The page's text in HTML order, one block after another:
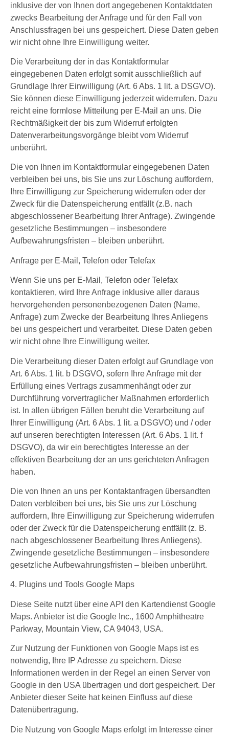
inklusive der von Ihnen dort angegebenen Kontaktdaten
zwecks Bearbeitung der Anfrage und für den Fall von
Anschlussfragen bei uns gespeichert. Diese Daten geben
wir nicht ohne Ihre Einwilligung weiter.
Die Verarbeitung der in das Kontaktformular
eingegebenen Daten erfolgt somit ausschließlich auf
Grundlage Ihrer Einwilligung (Art. 6 Abs. 1 lit. a DSGVO).
Sie können diese Einwilligung jederzeit widerrufen. Dazu
reicht eine formlose Mitteilung per E-Mail an uns. Die
Rechtmäßigkeit der bis zum Widerruf erfolgten
Datenverarbeitungsvorgänge bleibt vom Widerruf
unberührt.
Die von Ihnen im Kontaktformular eingegebenen Daten
verbleiben bei uns, bis Sie uns zur Löschung auffordern,
Ihre Einwilligung zur Speicherung widerrufen oder der
Zweck für die Datenspeicherung entfällt (z.B. nach
abgeschlossener Bearbeitung Ihrer Anfrage). Zwingende
gesetzliche Bestimmungen – insbesondere
Aufbewahrungsfristen – bleiben unberührt.
Anfrage per E-Mail, Telefon oder Telefax
Wenn Sie uns per E-Mail, Telefon oder Telefax
kontaktieren, wird Ihre Anfrage inklusive aller daraus
hervorgehenden personenbezogenen Daten (Name,
Anfrage) zum Zwecke der Bearbeitung Ihres Anliegens
bei uns gespeichert und verarbeitet. Diese Daten geben
wir nicht ohne Ihre Einwilligung weiter.
Die Verarbeitung dieser Daten erfolgt auf Grundlage von
Art. 6 Abs. 1 lit. b DSGVO, sofern Ihre Anfrage mit der
Erfüllung eines Vertrags zusammenhängt oder zur
Durchführung vorvertraglicher Maßnahmen erforderlich
ist. In allen übrigen Fällen beruht die Verarbeitung auf
Ihrer Einwilligung (Art. 6 Abs. 1 lit. a DSGVO) und / oder
auf unseren berechtigten Interessen (Art. 6 Abs. 1 lit. f
DSGVO), da wir ein berechtigtes Interesse an der
effektiven Bearbeitung der an uns gerichteten Anfragen
haben.
Die von Ihnen an uns per Kontaktanfragen übersandten
Daten verbleiben bei uns, bis Sie uns zur Löschung
auffordern, Ihre Einwilligung zur Speicherung widerrufen
oder der Zweck für die Datenspeicherung entfällt (z. B.
nach abgeschlossener Bearbeitung Ihres Anliegens).
Zwingende gesetzliche Bestimmungen – insbesondere
gesetzliche Aufbewahrungsfristen – bleiben unberührt.
4. Plugins und Tools Google Maps
Diese Seite nutzt über eine API den Kartendienst Google
Maps. Anbieter ist die Google Inc., 1600 Amphitheatre
Parkway, Mountain View, CA 94043, USA.
Zur Nutzung der Funktionen von Google Maps ist es
notwendig, Ihre IP Adresse zu speichern. Diese
Informationen werden in der Regel an einen Server von
Google in den USA übertragen und dort gespeichert. Der
Anbieter dieser Seite hat keinen Einfluss auf diese
Datenübertragung.
Die Nutzung von Google Maps erfolgt im Interesse einer